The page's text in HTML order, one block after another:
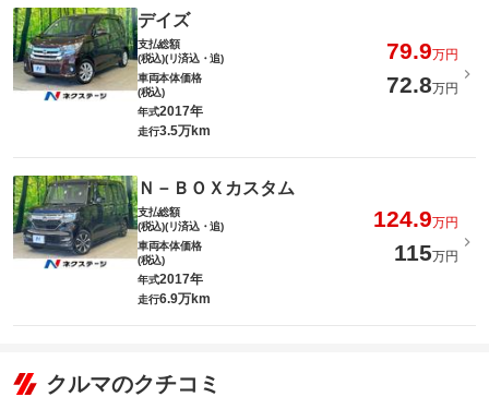
デイズ
支払総額
(税込)(リ済込・追)
79.9万円
車両本体価格
(税込)
72.8万円
年式2017年
走行3.5万km
Ｎ－ＢＯＸカスタム
支払総額
(税込)(リ済込・追)
124.9万円
車両本体価格
(税込)
115万円
年式2017年
走行6.9万km
クルマのクチコミ